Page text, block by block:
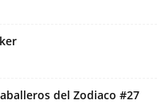
del Zodiaco #27